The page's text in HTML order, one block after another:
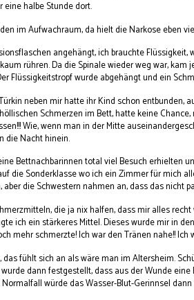
eine halbe Stunde dort.
im Aufwachraum, da hielt die Narkose eben
angehängt, ich brauchte
rühren. Da die Spinale wieder weg war,
Flüssigkeitstropf wurde abgehängt und ein
neben mir hatte ihr Kind schon entbunden,
Schmerzen im Bett, hatte keine
Wie, wenn man in der Mitte
die Nacht hinein.
Bettnachbarinnen total viel Besuch erhielten
die Sonderklasse wo ich ein Zimmer für mich
die Schwestern nahmen an, dass das nicht
die ja nix halfen, dass mir alles
ich ein stärkeres Mittel. Dieses wurde mir in
mehr schmerzte! Ich war den Tränen nahe!! Ich
fühlt sich an als wäre man im Altersheim.
dann festgestellt, dass aus der Wunde
würde das Wasser-Blut-Gerinnsel